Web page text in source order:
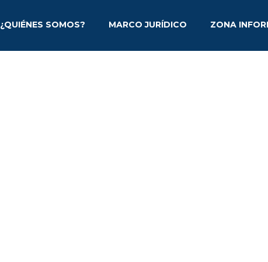
¿QUIÉNES SOMOS? MARCO JURÍDICO ZONA